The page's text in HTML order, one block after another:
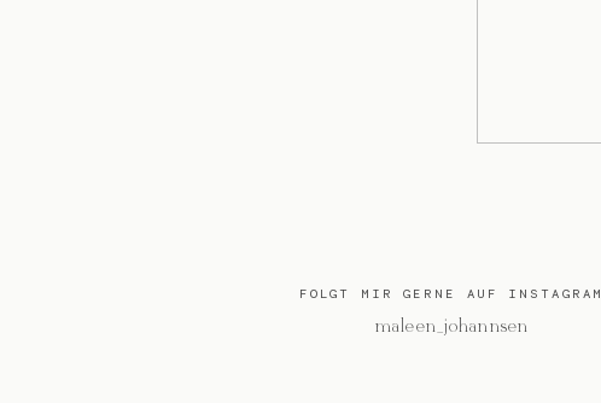
FOLGT MIR GERNE AUF INSTAGRAM
@maleen_johannsen